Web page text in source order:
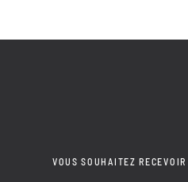
VOUS SOUHAITEZ